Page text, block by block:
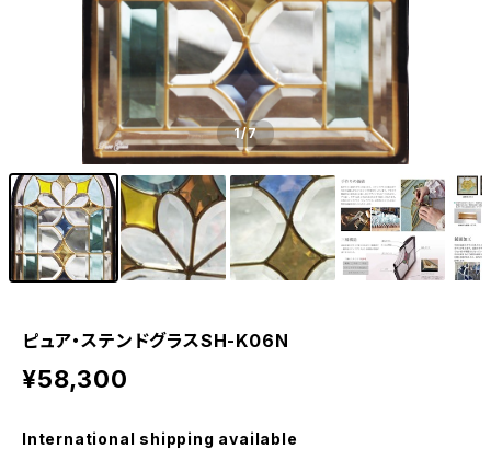
1/7
ピュア・ステンドグラスSH-K06N
¥58,300
International shipping available